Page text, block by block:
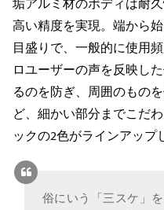
垢アルミ材のボディは耐
高い精度を実現。端から
目盛りで、一般的に使用
ロユーザーの声を反映し
るのを防ぎ、周囲のもの
ど、細かい部分までこだ
ックの2色がラインアップ
俗にいう「三スケ」